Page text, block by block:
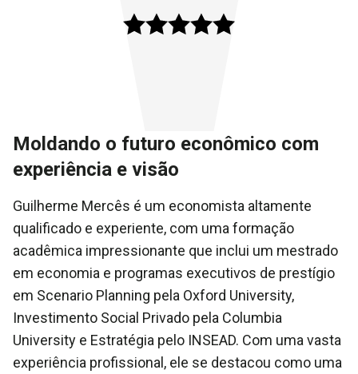
Moldando o futuro econômico com
experiência e visão
Guilherme Mercês é um economista altamente
qualificado e experiente, com uma formação
acadêmica impressionante que inclui um mestrado
em economia e programas executivos de prestígio
em Scenario Planning pela Oxford University,
Investimento Social Privado pela Columbia
University e Estratégia pelo INSEAD. Com uma vasta
experiência profissional, ele se destacou como uma